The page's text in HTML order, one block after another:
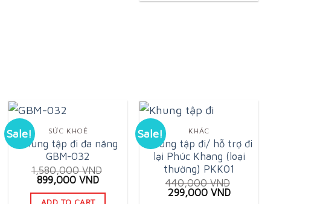
Sale! SỨC KHOẺ
Khung tập đi đa năng
GBM-032
1,580,000VND
Original
price
was:
899,000VNDCurrent
Sale! KHÁC
Khung tập đi/ hỗ trợ đi
lại Phúc Khang (loại
thường) PKK01
440,000VND
Original
price
299,000 VNDCurrent